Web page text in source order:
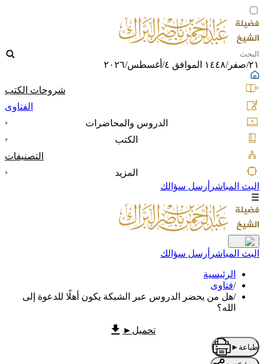
٢١/صفر/١٤٤٨ الموافق ٤/أغسطس/٢٠٢٦
شروحات الكتب
الفتاوى
الدروس والمحاضرات
‹
الكتب
‹
التصنيفات
المزيد
‹
البث المباشر أرسل سؤالك
☰
البث المباشر أرسل سؤالك
الرئيسية
/فتاوى
/هل من يحضر الدروس عبر الشبكة يكون أهلًا للدعوة إلى
الله؟
تحميل ►
طباعة ►